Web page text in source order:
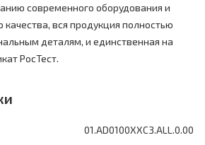
современного оборудования и
вся продукция полностью
деталям, и единственная на
РосТест.
01.AD0100XXC3.ALL.0.00